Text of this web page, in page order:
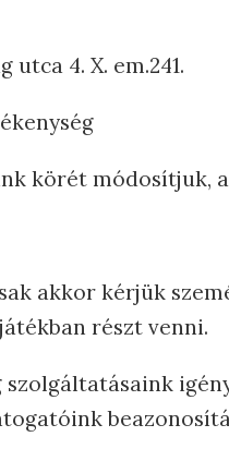
utca 4. X. em.241.
körét módosítjuk,
akkor kérjük
részt venni.